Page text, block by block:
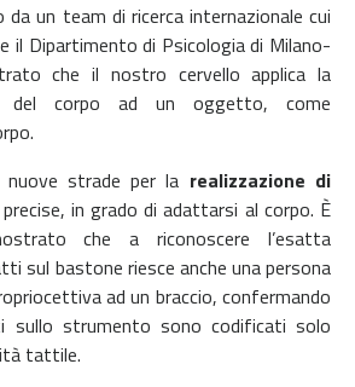
un team di ricerca internazionale cui
il Dipartimento di Psicologia di Milano-
che il nostro cervello applica la
del corpo ad un oggetto, come
nuove strade per la realizzazione di
in grado di adattarsi al corpo. È
che a riconoscere l’esatta
sul bastone riesce anche una persona
ad un braccio, confermando
sullo strumento sono codificati solo
tattile.